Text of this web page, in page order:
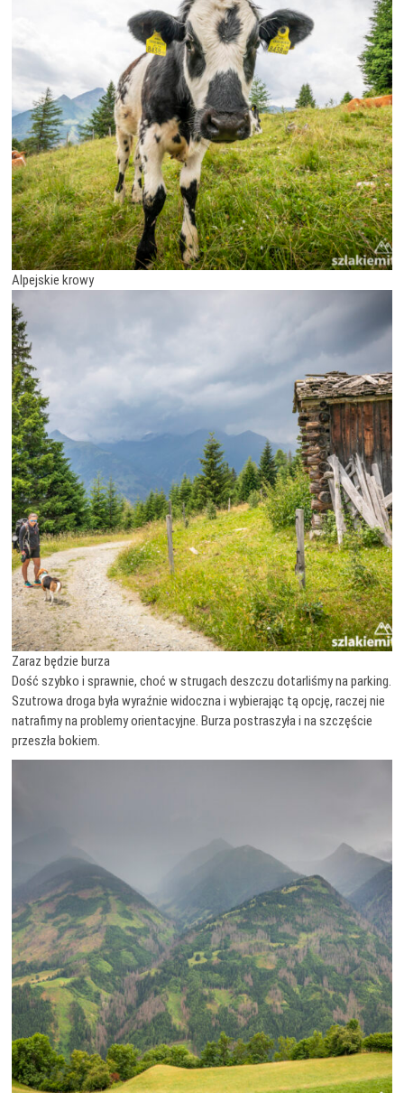
Alpejskie krowy
Zaraz będzie burza
Dość szybko i sprawnie, choć w strugach deszczu dotarliśmy na parking.
Szutrowa droga była wyraźnie widoczna i wybierając tą opcję, raczej nie
natrafimy na problemy orientacyjne. Burza postraszyła i na szczęście
przeszła bokiem.